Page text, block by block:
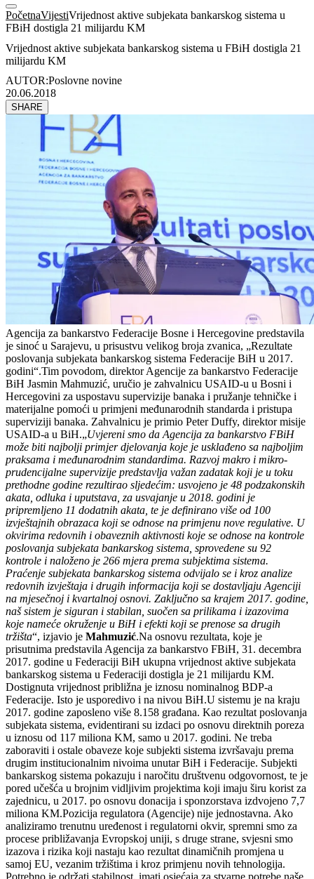
PočetnaVijestiVrijednost aktive subjekata bankarskog sistema u
FBiH dostigla 21 milijardu KM
Vrijednost aktive subjekata bankarskog sistema u FBiH dostigla 21
milijardu KM
AUTOR:Poslovne novine
20.06.2018
SHARE
Agencija za bankarstvo Federacije Bosne i Hercegovine predstavila
je sinoć u Sarajevu, u prisustvu velikog broja zvanica, „Rezultate
poslovanja subjekata bankarskog sistema Federacije BiH u 2017.
godini“.Tim povodom, direktor Agencije za bankarstvo Federacije
BiH Jasmin Mahmuzić, uručio je zahvalnicu USAID-u u Bosni i
Hercegovini za uspostavu supervizije banaka i pružanje tehničke i
materijalne pomoći u primjeni međunarodnih standarda i pristupa
superviziji banaka. Zahvalnicu je primio Peter Duffy, direktor misije
USAID-a u BiH.„Uvjereni smo da Agencija za bankarstvo FBiH
može biti najbolji primjer djelovanja koje je usklađeno sa najboljim
praksama i međunarodnim standardima. Razvoj makro i mikro-
prudencijalne supervizije predstavlja važan zadatak koji je u toku
prethodne godine rezultirao sljedećim: usvojeno je 48 podzakonskih
akata, odluka i uputstava, za usvajanje u 2018. godini je
pripremljeno 11 dodatnih akata, te je definirano više od 100
izvještajnih obrazaca koji se odnose na primjenu nove regulative. U
okvirima redovnih i obaveznih aktivnosti koje se odnose na kontrole
poslovanja subjekata bankarskog sistema, sprovedene su 92
kontrole i naloženo je 266 mjera prema subjektima sistema.
Praćenje subjekata bankarskog sistema odvijalo se i kroz analize
redovnih izvještaja i drugih informacija koji se dostavljaju Agenciji
na mjesečnoj i kvartalnoj osnovi. Zaključno sa krajem 2017. godine,
naš sistem je siguran i stabilan, suočen sa prilikama i izazovima
koje nameće okruženje u BiH i efekti koji se prenose sa drugih
tržišta“, izjavio je Mahmuzić.Na osnovu rezultata, koje je
prisutnima predstavila Agencija za bankarstvo FBiH, 31. decembra
2017. godine u Federaciji BiH ukupna vrijednost aktive subjekata
bankarskog sistema u Federaciji dostigla je 21 milijardu KM.
Dostignuta vrijednost približna je iznosu nominalnog BDP-a
Federacije. Isto je usporedivo i na nivou BiH.U sistemu je na kraju
2017. godine zaposleno više 8.158 građana. Kao rezultat poslovanja
subjekata sistema, evidentirani su izdaci po osnovu direktnih poreza
u iznosu od 117 miliona KM, samo u 2017. godini. Ne treba
zaboraviti i ostale obaveze koje subjekti sistema izvršavaju prema
drugim institucionalnim nivoima unutar BiH i Federacije. Subjekti
bankarskog sistema pokazuju i naročitu društvenu odgovornost, te je
pored učešća u brojnim vidljivim projektima koji imaju širu korist za
zajednicu, u 2017. po osnovu donacija i sponzorstava izdvojeno 7,7
miliona KM.Pozicija regulatora (Agencije) nije jednostavna. Ako
analiziramo trenutnu uređenost i regulatorni okvir, spremni smo za
procese približavanja Evropskoj uniji, s druge strane, svjesni smo
izazova i rizika koji nastaju kao rezultat dinamičnih promjena u
samoj EU, vezanim tržištima i kroz primjenu novih tehnologija.